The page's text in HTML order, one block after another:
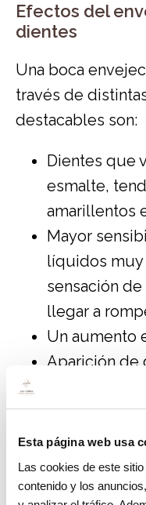
Esta página web usa
Las cookies de este
contenido y los
Efectos del
dientes
Una boca
través de
destacables son:
Dientes que
esmalte,
amarillentos
Mayor
líquidos muy
sensación
llegar a
Un aumento
Aparición de
Recesiones
que el diente
picaduras de
ruptura del